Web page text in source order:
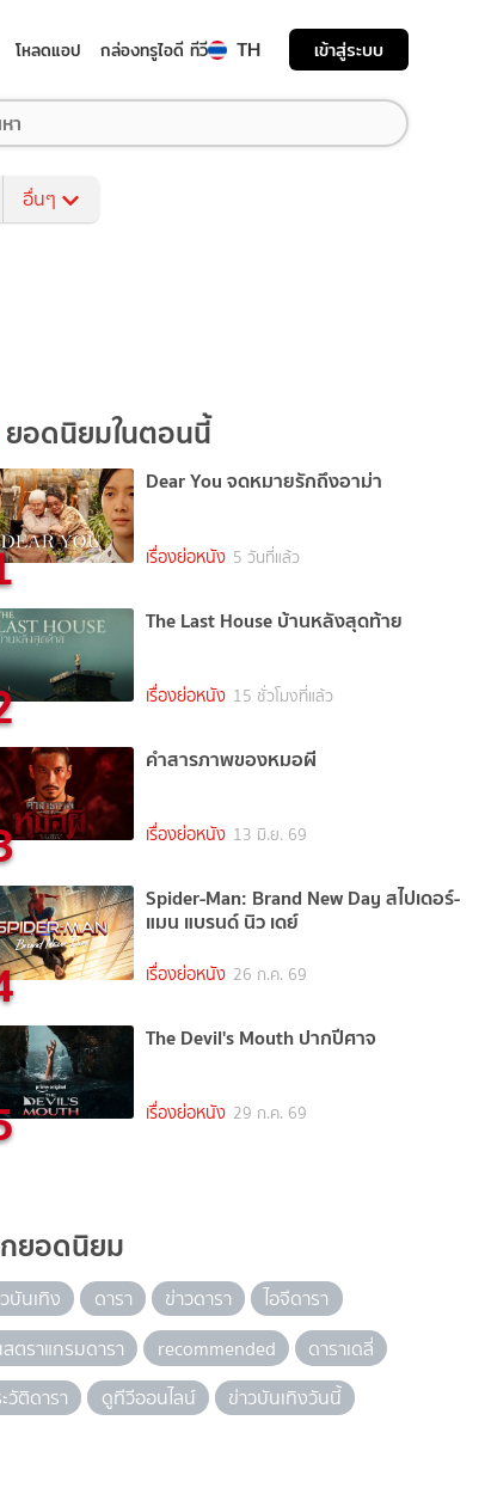
โหลดแอป กล่องทรูไอดี ทีวี TH เข้าสู่ระบบ
อื่นๆ
ยอดนิยมในตอนนี้
Dear You จดหมายรักถึงอาม่า
เรื่องย่อหนัง 5 วันที่แล้ว
The Last House บ้านหลังสุดท้าย
เรื่องย่อหนัง 15 ชั่วโมงที่แล้ว
คำสารภาพของหมอผี
เรื่องย่อหนัง 13 มิ.ย. 69
Spider-Man: Brand New Day สไปเดอร์-
แมน แบรนด์ นิว เดย์
เรื่องย่อหนัง 26 ก.ค. 69
The Devil's Mouth ปากปีศาจ
เรื่องย่อหนัง 29 ก.ค. 69
ยอดนิยม
บันเทิง ดารา ข่าวดารา
ไอจีดารา
ตราแกรมดารา
recommended
ดาราเดลี่
วัติดารา
ดูทีวีออนไลน์ ข่าวบันเทิงวันนี้